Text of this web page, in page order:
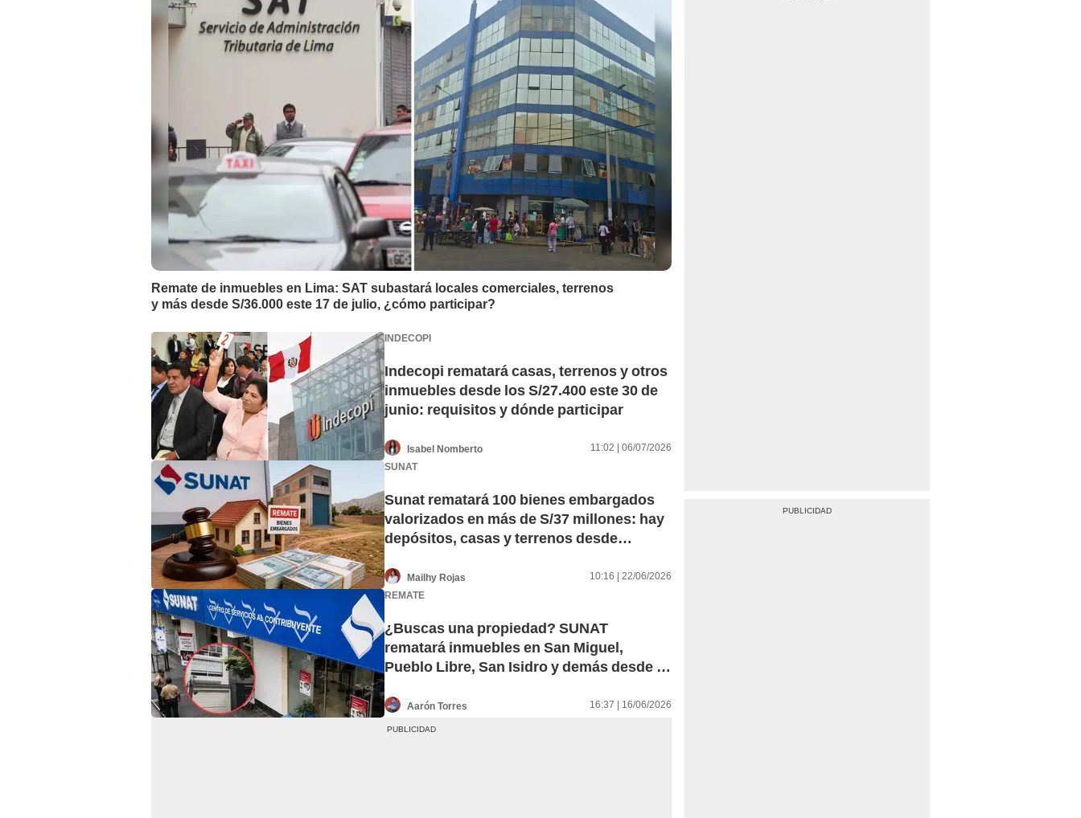
Remate de inmuebles en Lima: SAT subastará locales comerciales, terrenos
y más desde S/36.000 este 17 de julio, ¿cómo participar?
INDECOPI
Indecopi rematará casas, terrenos y otros
inmuebles desde los S/27.400 este 30 de
junio: requisitos y dónde participar
Isabel Nomberto
11:02 | 06/07/2026
SUNAT
Sunat rematará 100 bienes embargados
valorizados en más de S/37 millones: hay
depósitos, casas y terrenos desde
Mailhy Rojas
10:16 | 22/06/2026
REMATE
¿Buscas una propiedad? SUNAT
rematará inmuebles en San Miguel,
Pueblo Libre, San Isidro y demás desde S/
Aarón Torres 16:37 | 16/06/2026